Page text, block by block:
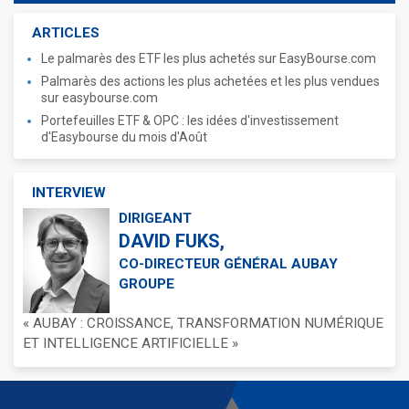
ARTICLES
Le palmarès des ETF les plus achetés sur EasyBourse.com
Palmarès des actions les plus achetées et les plus vendues
sur easybourse.com
Portefeuilles ETF & OPC : les idées d'investissement
d'Easybourse du mois d'Août
INTERVIEW
DIRIGEANT
DAVID FUKS,
CO-DIRECTEUR GÉNÉRAL AUBAY
GROUPE
« AUBAY : CROISSANCE, TRANSFORMATION NUMÉRIQUE
ET INTELLIGENCE ARTIFICIELLE »